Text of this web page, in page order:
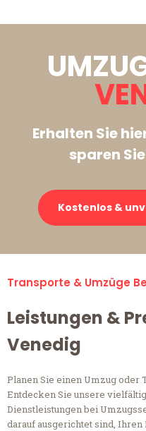
Erhalten Sie
sparen
Kostenlos &
Transporte & Umzüge
Leistungen &
Venedig
Planen Sie einen Umzug oder
Entdecken Sie unsere
Dienstleistungen bei
darauf ausgerichtet sind,